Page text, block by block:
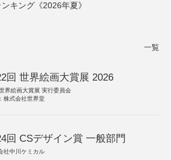
キング《2026年夏》
一覧
回 世界絵画大賞展 2026
界絵画大賞展 実行委員会
株式会社世界堂
回 CSデザイン賞 一般部門
社中川ケミカル